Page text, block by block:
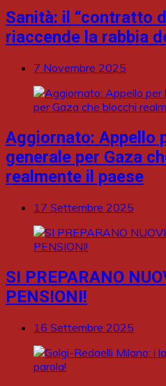
Sanità: il “contratto
riaccende la rabbia
7 Novembre 2025
Aggiornato: Appello
generale per Gaza
realmente il paese
17 Settembre 2025
SI PREPARANO
PENSIONI!
16 Settembre 2025